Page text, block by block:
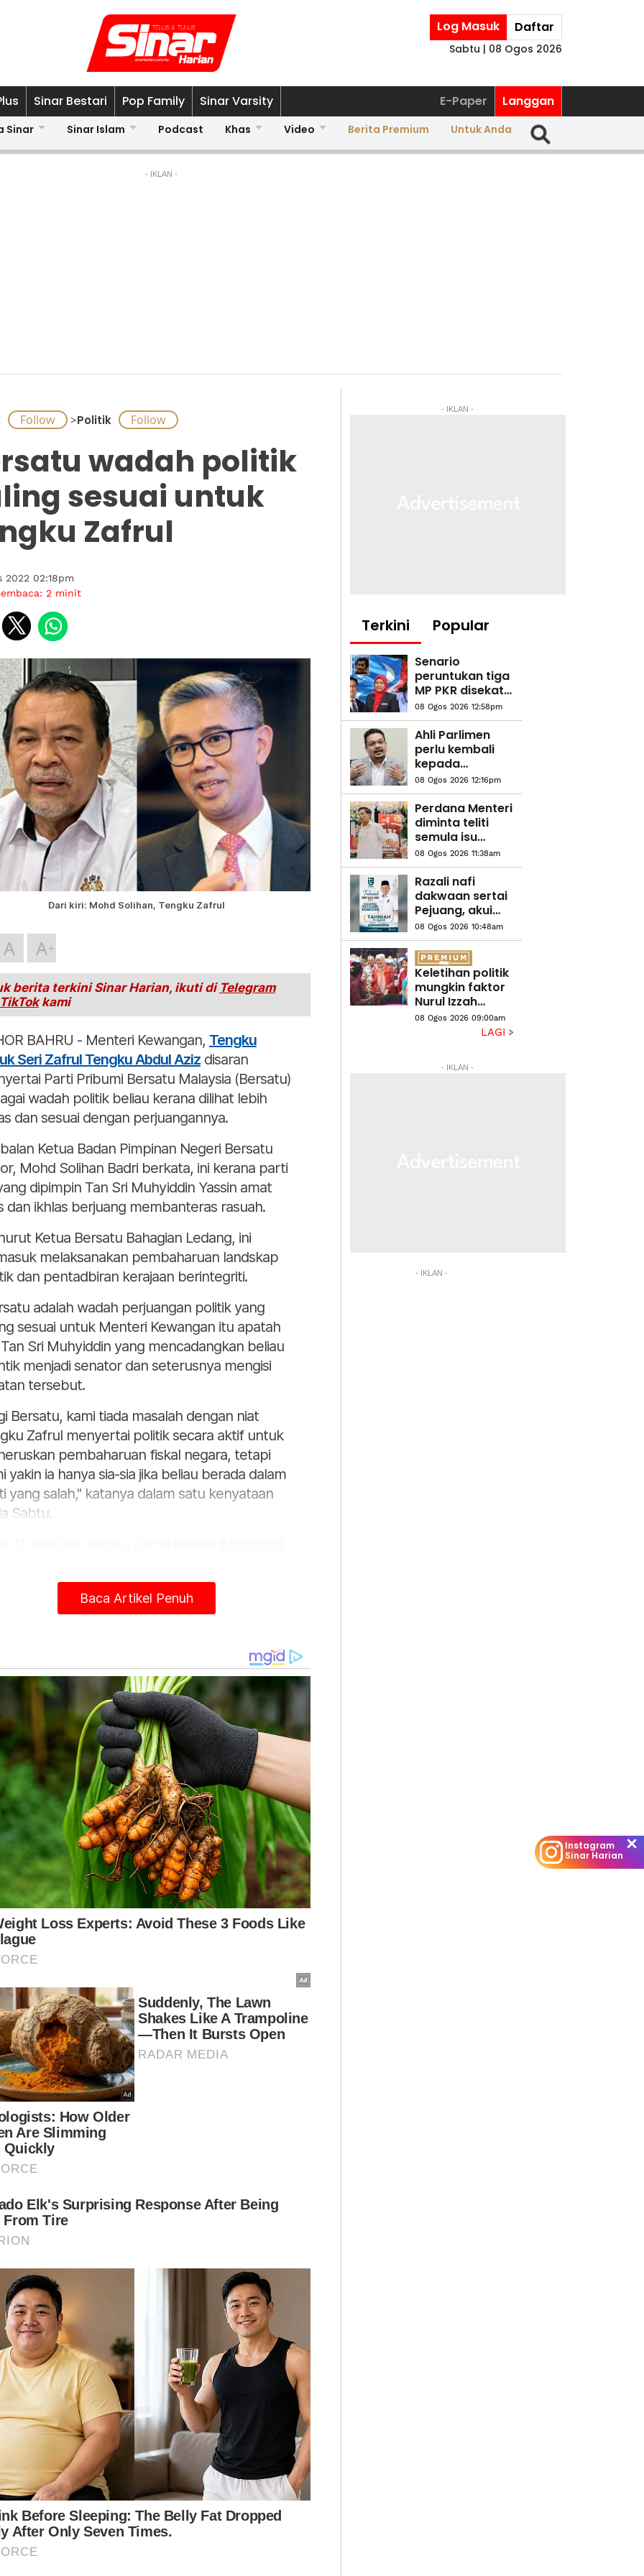
Log Masuk Daftar
Sabtu | 08 Ogos 2026
Sinar Bestari Pop Family Sinar Varsity E-Paper Langgan
Sinar Sinar Islam Podcast Khas Video Berita Premium Untuk Anda
- IKLAN -
>Politik
wadah politik
sesuai untuk
Zafrul
2022 02:18pm
2 minit
Dari kiri: Mohd Solihan, Tengku Zafrul
A A
berita terkini Sinar Harian, ikuti di Telegram
TikTokkami
BAHRU - Menteri Kewangan, Tengku
Seri Zafrul Tengku Abdul Azizdisaran
Parti Pribumi Bersatu Malaysia (Bersatu)
wadah politik beliau kerana dilihat lebih
dan sesuai dengan perjuangannya.
Ketua Badan Pimpinan Negeri Bersatu
Mohd Solihan Badri berkata, ini kerana parti
dipimpin Tan Sri Muhyiddin Yassin amat
dan ikhlas berjuang membanteras rasuah.
Ketua Bersatu Bahagian Ledang, ini
melaksanakan pembaharuan landskap
dan pentadbiran kerajaan berintegriti.
adalah wadah perjuangan politik yang
sesuai untuk Menteri Kewangan itu apatah
Tan Sri Muhyiddin yang mencadangkan beliau
menjadi senator dan seterusnya mengisi
tersebut.
Bersatu, kami tiada masalah dengan niat
Zafrul menyertai politik secara aktif untuk
pembaharuan fiskal negara, tetapi
yakin ia hanya sia-sia jika beliau berada dalam
yang salah," katanya dalam satu kenyataan
Sabtu.
BN Selangor sekali gus menguatkan
bahawa bekas tokoh perbankan itu bakal
Solihan berkata, Bersatu yakin matlamat
fiskal itu hanya dapat direalisasi dan
menerusi visi induk pembaharuan
politik serta pentadbiran negara yang
Muhyiddin bersama-sama parti
jika beliau mahu menyertai UMNO, kita semua
parti itu diterajui kepimpinan yang ketirisan
malah ada yang telah didapati bersalah oleh
kerana terlibat dengan kes rasuah serta
penyelewengan," katanya.
keputusan Tengku Zafrul menyertai
hanya akan mengecewakan rakyat dan
itu akan dizahirkan pengundi pada PRU15
dengan tidak mengundi di kawasan beliau
sama ada kerusi Parlimen mahupun
Undangan Negeri (DUN).
ingin mengibaratkan, jika beliau mahu
yang bersih, tersusun serta pemiliknya
jujur dengan tidak melakukan penipuan
jual beli kepada pembeli.
kalau betul-betul mahu berjuang dan
Baca Artikel Penuh
- IKLAN -
Terkini Popular
Senario
peruntukan tiga
MP PKR disekat
tidak sama
dengan
tindakan MP BN
- Bryan Ng
08 Ogos 2026 12:58pm
Ahli Parlimen
perlu kembali
kepada
peranan asal-
Zainul Rijal
08 Ogos 2026 12:16pm
Perdana Menteri
diminta teliti
semula isu
penarikan
peruntukan
kepada Ahli
Parlimen
08 Ogos 2026 11:38am
Razali nafi
dakwaan sertai
Pejuang, akui
masih ahli
Bersatu
08 Ogos 2026 10:48am
Keletihan politik
mungkin faktor
Nurul Izzah
undur diri -
Penganalisis
08 Ogos 2026 09:00am
LAGI
- IKLAN -
- IKLAN -
Instagram
Sinar Harian